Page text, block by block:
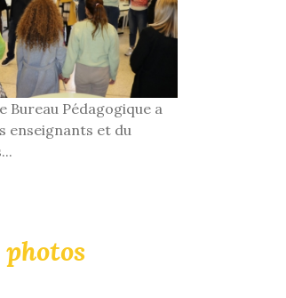
Bureau Pédagogique a
enseignants et du